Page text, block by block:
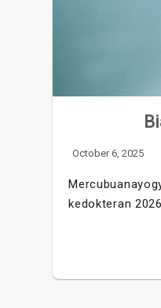
October 6, 2025
kedokteran